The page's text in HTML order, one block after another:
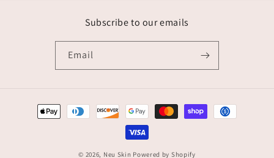
Subscribe to our emails
Email
Payment
methods
© 2026, Neu Skin Powered by Shopify